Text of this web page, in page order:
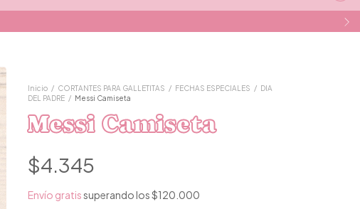
Inicio / CORTANTES PARA GALLETITAS / FECHAS ESPECIALES / DIA
DEL PADRE / Messi Camiseta
Messi Camiseta
$4.345
Envío gratissuperando los$120.000